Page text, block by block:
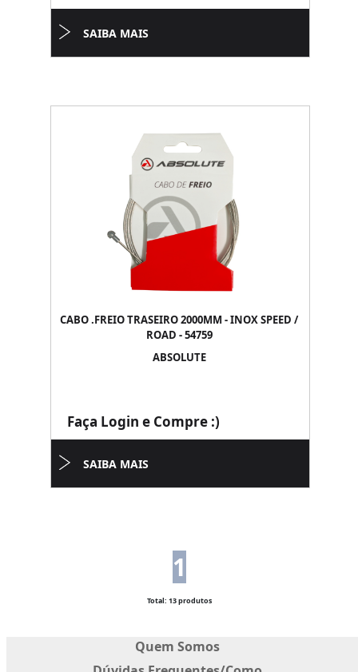
SAIBA MAIS
CABO .FREIO TRASEIRO 2000MM - INOX SPEED /
ROAD - 54759
ABSOLUTE
Faça Login e Compre :)
SAIBA MAIS
1
Total: 13 produtos
Quem Somos